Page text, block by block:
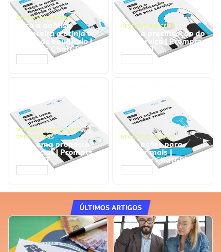
GESTÃO FINANCEIRA
Faça a análise
financeira e atinja o
ponto de equilíbrio |
Prompts ChatGPT
GESTÃO FINANCEIRA
Faça a precificação do
seu serviço | Prompts
ChatGPT
NEGÓCIOS, PROCESSOS
EMPRESARIAIS
Faça uma proposta
comercial | Prompts
ChatGPT
NEGÓCIOS, VENDAS
Faça ações para
vender mais |
Prompts ChatGPT
ÚLTIMOS ARTIGOS